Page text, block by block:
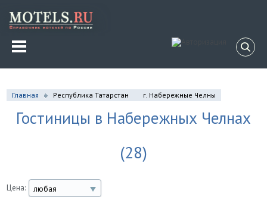
Главная Республика Татарстан г. Набережные Челны
Гостиницы в Набережных Челнах
(28)
Цена: любая